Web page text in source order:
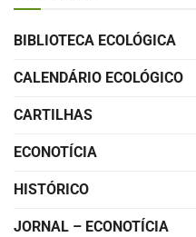
BIBLIOTECA ECOLÓGICA
CALENDÁRIO ECOLÓGICO
CARTILHAS
ECONOTÍCIA
HISTÓRICO
JORNAL – ECONOTÍCIA